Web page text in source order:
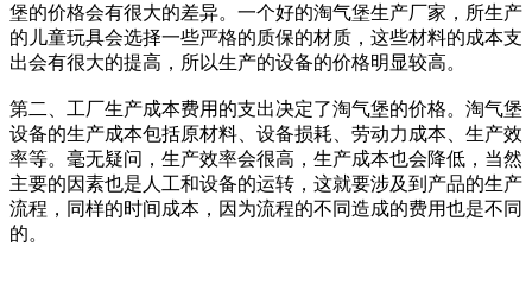
堡的价格会有很大的差异。一个好的淘气堡生产厂家，所生产
的儿童玩具会选择一些严格的质保的材质，这些材料的成本支
出会有很大的提高，所以生产的设备的价格明显较高。
第二、工厂生产成本费用的支出决定了淘气堡的价格。淘气堡
设备的生产成本包括原材料、设备损耗、劳动力成本、生产效
率等。毫无疑问，生产效率会很高，生产成本也会降低，当然
主要的因素也是人工和设备的运转，这就要涉及到产品的生产
流程，同样的时间成本，因为流程的不同造成的费用也是不同
的。